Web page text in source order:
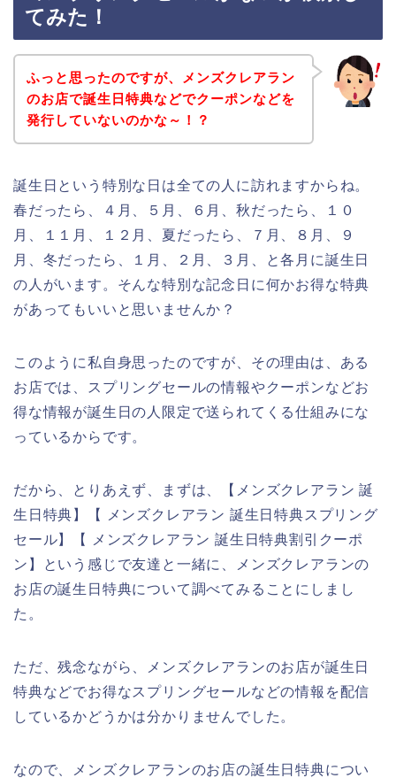
てみた！
ふっと思ったのですが、メンズクレアラン
のお店で誕生日特典などでクーポンなどを
発行していないのかな～！？
誕生日という特別な日は全ての人に訪れますからね。
春だったら、４月、５月、６月、秋だったら、１０
月、１１月、１２月、夏だったら、７月、８月、９
月、冬だったら、１月、２月、３月、と各月に誕生日
の人がいます。そんな特別な記念日に何かお得な特典
があってもいいと思いませんか？
このように私自身思ったのですが、その理由は、ある
お店では、スプリングセールの情報やクーポンなどお
得な情報が誕生日の人限定で送られてくる仕組みにな
っているからです。
だから、とりあえず、まずは、【メンズクレアラン 誕
生日特典】【 メンズクレアラン 誕生日特典スプリング
セール】【 メンズクレアラン 誕生日特典割引クーポ
ン】という感じで友達と一緒に、メンズクレアランの
お店の誕生日特典について調べてみることにしまし
た。
ただ、残念ながら、メンズクレアランのお店が誕生日
特典などでお得なスプリングセールなどの情報を配信
しているかどうかは分かりませんでした。
なので、メンズクレアランのお店の誕生日特典につい